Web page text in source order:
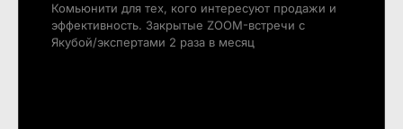
Комьюнити для тех, кого интересуют продажи и
эффективность. Закрытые ZOOM-встречи с
Якубой/экспертами 2 раза в месяц